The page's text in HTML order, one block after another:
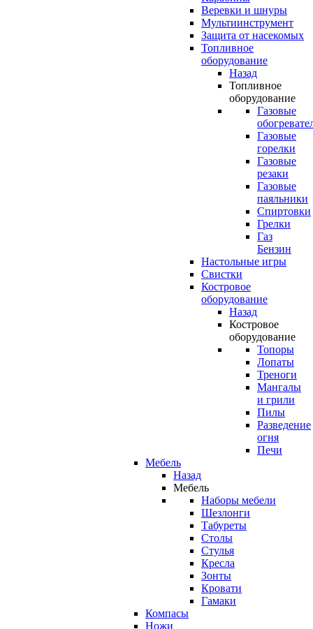
Веревки и шнуры
Мультиинструмент
Защита от насекомых
Топливное
оборудование
Назад
Топливное
оборудование
Газовые
Газовые
горелки
Газовые
резаки
Газовые
паяльники
Спиртовки
Грелки
Газ
Бензин
Настольные игры
Свистки
Костровое
оборудование
Назад
Костровое
оборудование
Топоры
Лопаты
Треноги
Мангалы
и грили
Пилы
Разведение
огня
Печи
Мебель
Назад
Мебель
Наборы мебели
Шезлонги
Табуреты
Столы
Стулья
Кресла
Зонты
Кровати
Гамаки
Компасы
Ножи